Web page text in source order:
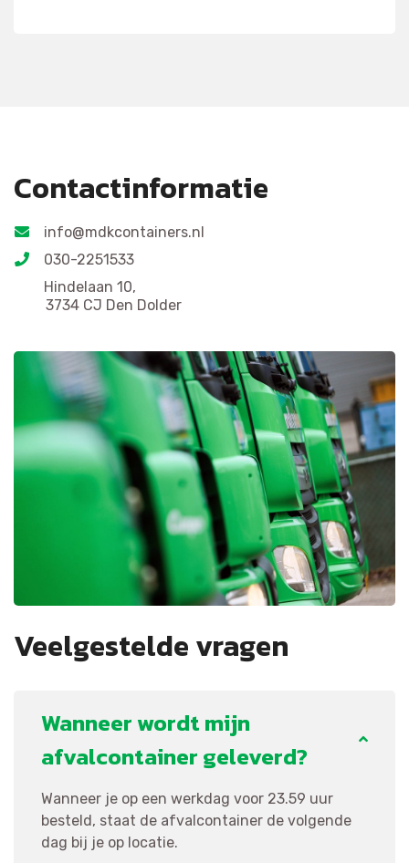
Contactinformatie
info@mdkcontainers.nl
030-2251533
Hindelaan 10,
3734 CJ Den Dolder
Veelgestelde vragen
Wanneer wordt mijn
afvalcontainer geleverd?
Wanneer je op een werkdag voor 23.59 uur
besteld, staat de afvalcontainer de volgende
dag bij je op locatie.